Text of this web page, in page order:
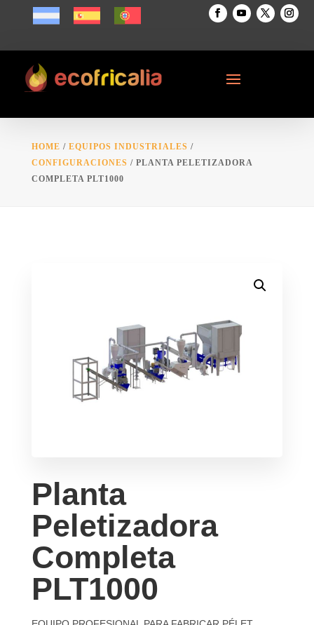
HOME / EQUIPOS INDUSTRIALES /
CONFIGURACIONES / PLANTA PELETIZADORA
COMPLETA PLT1000
Planta
Peletizadora
Completa
PLT1000